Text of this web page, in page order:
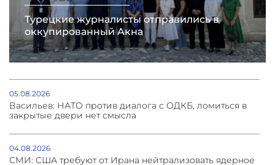
Турецкие журналисты отправились в
оккупированный Акна
05.08.2026
Васильев: НАТО против диалога с ОДКБ, ломиться в
закрытые двери нет смысла
04.08.2026
СМИ: США требуют от Ирана нейтрализовать ядерное